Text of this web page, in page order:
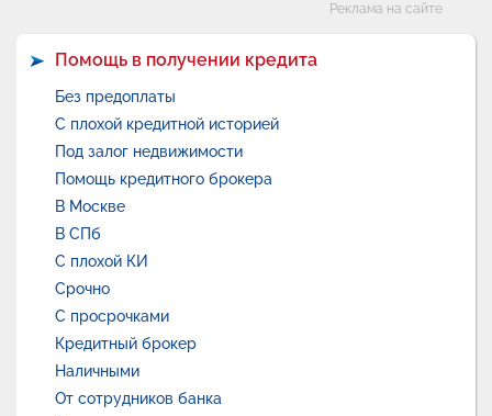
Реклама на сайте
Помощь в получении кредита
Без предоплаты
С плохой кредитной историей
Под залог недвижимости
Помощь кредитного брокера
В Москве
В СПб
С плохой КИ
Срочно
С просрочками
Кредитный брокер
Наличными
От сотрудников банка